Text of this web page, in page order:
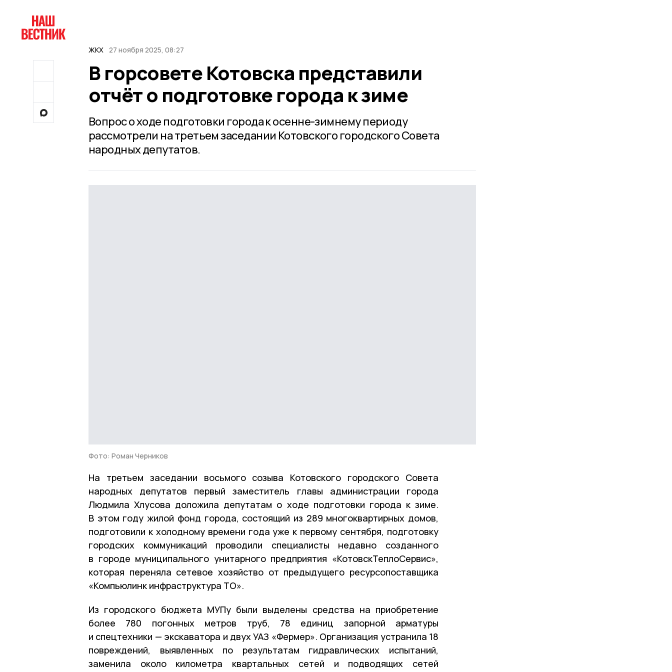
ЖКХ 27 ноября 2025, 08:27
В горсовете Котовска представили
отчёт о подготовке города к зиме
Вопрос о ходе подготовки города к осенне-зимнему периоду
рассмотрели на третьем заседании Котовского городского Совета
народных депутатов.
Фото: Роман Черников
На третьем заседании восьмого созыва Котовского городского Совета
народных депутатов первый заместитель главы администрации города
Людмила Хлусова доложила депутатам о ходе подготовки города к зиме.
В этом году жилой фонд города, состоящий из 289 многоквартирных домов,
подготовили к холодному времени года уже к первому сентября, подготовку
городских коммуникаций проводили специалисты недавно созданного
в городе муниципального унитарного предприятия «КотовскТеплоСервис»,
которая переняла сетевое хозяйство от предыдущего ресурсопоставщика
«Компьюлинк инфраструктура ТО».
Из городского бюджета МУПу были выделены средства на приобретение
более 780 погонных метров труб, 78 единиц запорной арматуры
и спецтехники — экскаватора и двух УАЗ «Фермер». Организация устранила 18
повреждений, выявленных по результатам гидравлических испытаний,
заменила около километра квартальных сетей и подводящих сетей